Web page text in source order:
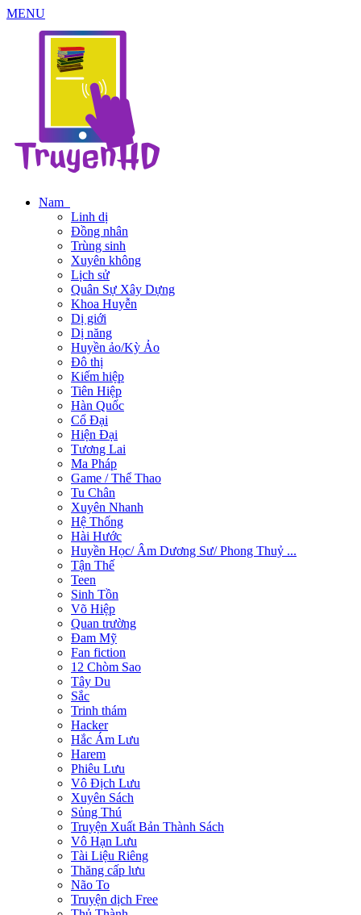
MENU
Nam
Linh dị
Đồng nhân
Trùng sinh
Xuyên không
Lịch sử
Quân Sự Xây Dựng
Khoa Huyễn
Dị giới
Dị năng
Huyền ảo/Kỳ Ảo
Đô thị
Kiếm hiệp
Tiên Hiệp
Hàn Quốc
Cổ Đại
Hiện Đại
Tương Lai
Ma Pháp
Game / Thể Thao
Tu Chân
Xuyên Nhanh
Hệ Thống
Hài Hước
Huyền Học/ Âm Dương Sư/ Phong Thuỷ ...
Tận Thế
Teen
Sinh Tồn
Võ Hiệp
Quan trường
Đam Mỹ
Fan fiction
12 Chòm Sao
Tây Du
Sắc
Trinh thám
Hacker
Hắc Ám Lưu
Harem
Phiêu Lưu
Vô Địch Lưu
Xuyên Sách
Sủng Thú
Truyện Xuất Bản Thành Sách
Vô Hạn Lưu
Tài Liệu Riêng
Thăng cấp lưu
Não To
Truyện dịch Free